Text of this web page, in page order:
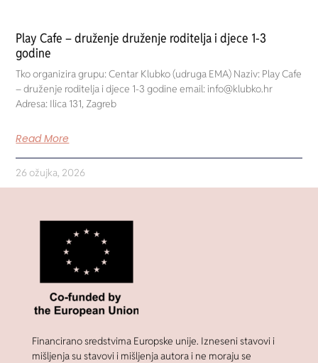
Play Cafe – druženje druženje roditelja i djece 1-3
godine
Tko organizira grupu: Centar Klubko (udruga EMA) Naziv: Play Cafe
– druženje roditelja i djece 1-3 godine email: info@klubko.hr
Adresa: Ilica 131, Zagreb
Read More
26 ožujka, 2026
Financirano sredstvima Europske unije. Izneseni stavovi i
mišljenja su stavovi i mišljenja autora i ne moraju se